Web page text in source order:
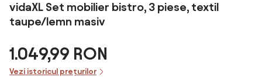
vidaXL Set mobilier bistro, 3 piese, textil
taupe/lemn masiv
1.049,99 RON
Vezi istoricul prețurilor